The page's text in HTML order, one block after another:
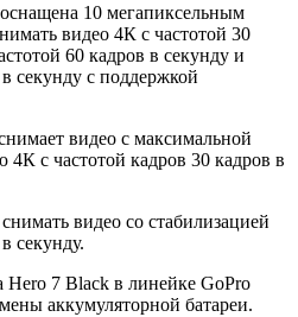
10 мегапиксельным
видео 4К с частотой 30
60 кадров в секунду и
секунду с поддержкой
видео с максимальной
с частотой кадров 30 кадров в
видео со стабилизацией
секунду.
Hero 7 Black в линейке GoPro
аккумуляторной батареи.